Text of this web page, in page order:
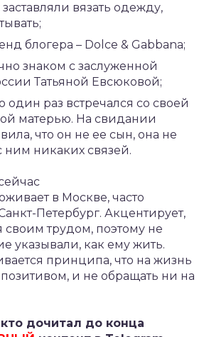
заставляли вязать одежду,
блогера – Dolce & Gabbana;
знаком с заслуженной
Татьяной Евсюковой;
один раз встречался со своей
матерью. На свидании
что он не ее сын, она не
ним никаких связей.
в Москве, часто
Петербург. Акцентирует,
своим трудом, поэтому не
указывали, как ему жить.
принципа, что на жизнь
и не обращать ни на
дочитал до конца